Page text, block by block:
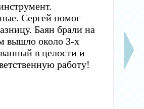
Сергей помог
Баян брали на
вышло около 3-х
в целости и
работу!